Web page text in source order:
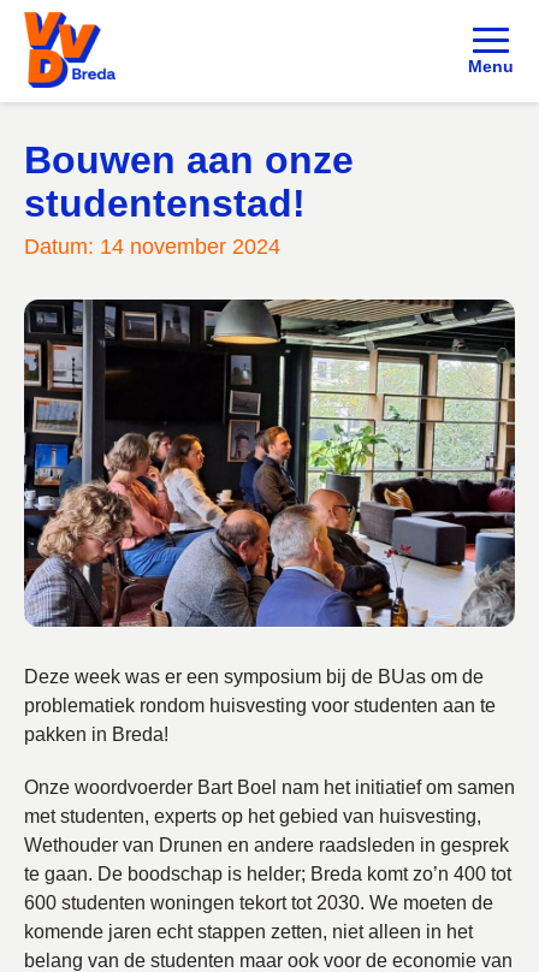
Menu
Bouwen aan onze
studentenstad!
Datum: 14 november 2024
Deze week was er een symposium bij de BUas om de
problematiek rondom huisvesting voor studenten aan te
pakken in Breda!
Onze woordvoerder Bart Boel nam het initiatief om samen
met studenten, experts op het gebied van huisvesting,
Wethouder van Drunen en andere raadsleden in gesprek
te gaan. De boodschap is helder; Breda komt zo’n 400 tot
600 studenten woningen tekort tot 2030. We moeten de
komende jaren echt stappen zetten, niet alleen in het
belang van de studenten maar ook voor de economie van